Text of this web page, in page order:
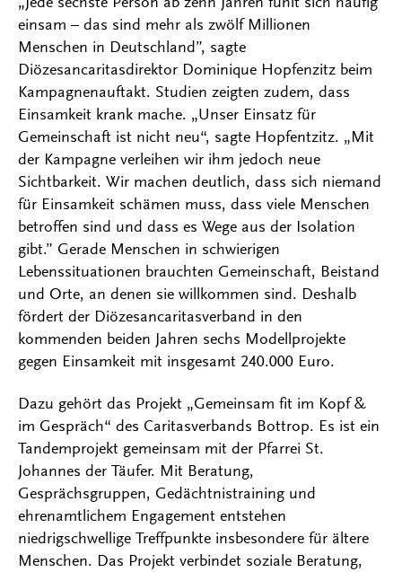
einsam – das sind mehr als zwölf Millionen
Menschen in Deutschland”, sagte
Diözesancaritasdirektor Dominique Hopfenzitz beim
Kampagnenauftakt. Studien zeigten zudem, dass
Einsamkeit krank mache. „Unser Einsatz für
Gemeinschaft ist nicht neu“, sagte Hopfentzitz. „Mit
der Kampagne verleihen wir ihm jedoch neue
Sichtbarkeit. Wir machen deutlich, dass sich niemand
für Einsamkeit schämen muss, dass viele Menschen
betroffen sind und dass es Wege aus der Isolation
gibt.” Gerade Menschen in schwierigen
Lebenssituationen brauchten Gemeinschaft, Beistand
und Orte, an denen sie willkommen sind. Deshalb
fördert der Diözesancaritasverband in den
kommenden beiden Jahren sechs Modellprojekte
gegen Einsamkeit mit insgesamt 240.000 Euro.
Dazu gehört das Projekt „Gemeinsam fit im Kopf &
im Gespräch“ des Caritasverbands Bottrop. Es ist ein
Tandemprojekt gemeinsam mit der Pfarrei St.
Johannes der Täufer. Mit Beratung,
Gesprächsgruppen, Gedächtnistraining und
ehrenamtlichem Engagement entstehen
niedrigschwellige Treffpunkte insbesondere für ältere
Menschen. Das Projekt verbindet soziale Beratung,